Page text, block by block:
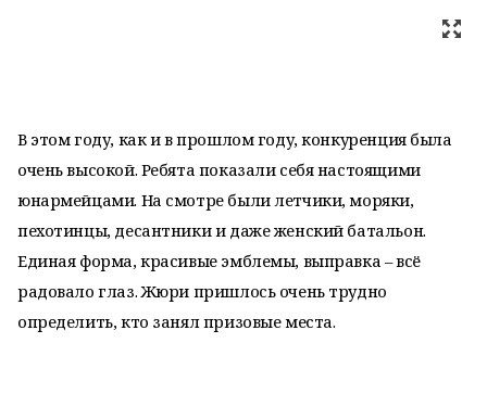
В этом году, как и в прошлом году, конкуренция была
очень высокой. Ребята показали себя настоящими
юнармейцами. На смотре были летчики, моряки,
пехотинцы, десантники и даже женский батальон.
Единая форма, красивые эмблемы, выправка – всё
радовало глаз. Жюри пришлось очень трудно
определить, кто занял призовые места.